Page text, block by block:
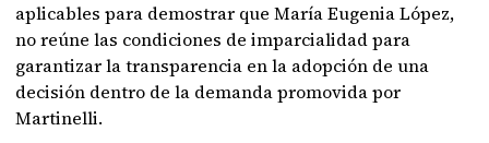
aplicables para demostrar que María Eugenia López,
no reúne las condiciones de imparcialidad para
garantizar la transparencia en la adopción de una
decisión dentro de la demanda promovida por
Martinelli.